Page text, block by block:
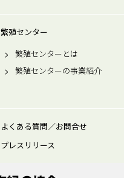
繁殖センター
繁殖センターとは
繁殖センターの事業紹介
よくある質問／お問合せ
プレスリリース